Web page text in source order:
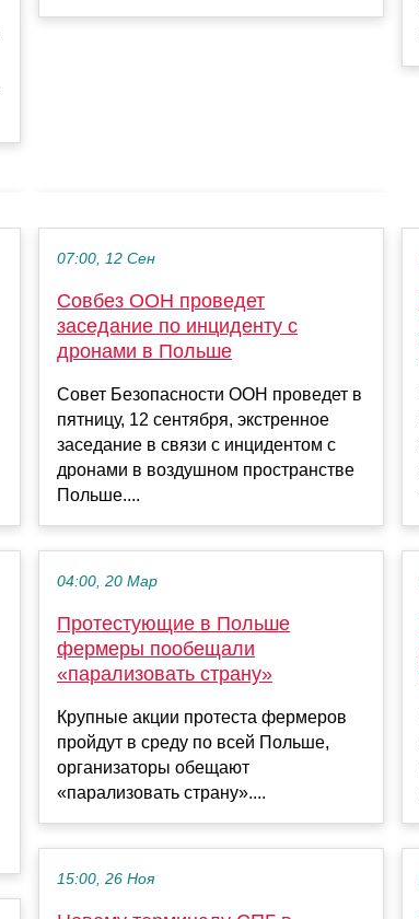
07:00, 12 Сен
Совбез ООН проведет
заседание по инциденту с
дронами в Польше
Совет Безопасности ООН проведет в
пятницу, 12 сентября, экстренное
заседание в связи с инцидентом с
дронами в воздушном пространстве
Польше....
04:00, 20 Мар
Протестующие в Польше
фермеры пообещали
«парализовать страну»
Крупные акции протеста фермеров
пройдут в среду по всей Польше,
организаторы обещают
«парализовать страну»....
15:00, 26 Ноя